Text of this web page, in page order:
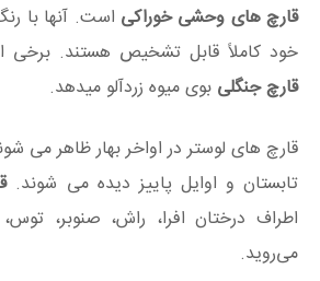
قارچ های وحشی خوراکی است. آنها با
خود کاملاً قابل تشخیص هستند. برخی
قارچ جنگلی بوی میوه زردآلو میدهد.
قارچ های لوستر در اواخر بهار ظاهر می
تابستان و اوایل پاییز دیده می شوند.
اطراف درختان افرا، راش، صنوبر،
می‌روید.